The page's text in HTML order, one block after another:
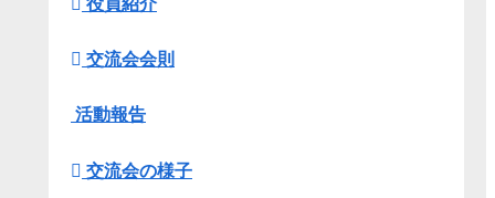
交流会会則
活動報告
交流会の様子